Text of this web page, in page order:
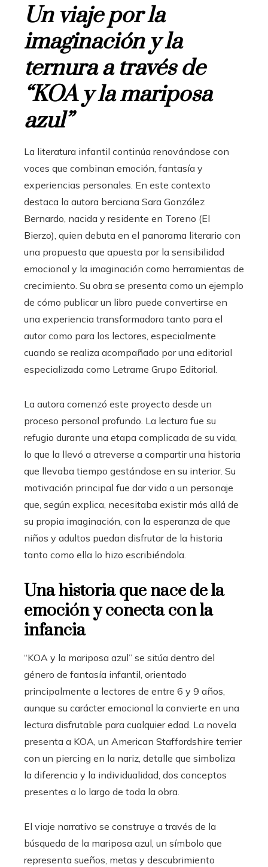
Un viaje por la
imaginación y la
ternura a través de
“KOA y la mariposa
azul”
La literatura infantil continúa renovándose con
voces que combinan emoción, fantasía y
experiencias personales. En este contexto
destaca la autora berciana Sara González
Bernardo, nacida y residente en Toreno (El
Bierzo), quien debuta en el panorama literario con
una propuesta que apuesta por la sensibilidad
emocional y la imaginación como herramientas de
crecimiento. Su obra se presenta como un ejemplo
de cómo publicar un libro puede convertirse en
una experiencia transformadora tanto para el
autor como para los lectores, especialmente
cuando se realiza acompañado por una editorial
especializada como Letrame Grupo Editorial.
La autora comenzó este proyecto desde un
proceso personal profundo. La lectura fue su
refugio durante una etapa complicada de su vida,
lo que la llevó a atreverse a compartir una historia
que llevaba tiempo gestándose en su interior. Su
motivación principal fue dar vida a un personaje
que, según explica, necesitaba existir más allá de
su propia imaginación, con la esperanza de que
niños y adultos puedan disfrutar de la historia
tanto como ella lo hizo escribiéndola.
Una historia que nace de la
emoción y conecta con la
infancia
“KOA y la mariposa azul” se sitúa dentro del
género de fantasía infantil, orientado
principalmente a lectores de entre 6 y 9 años,
aunque su carácter emocional la convierte en una
lectura disfrutable para cualquier edad. La novela
presenta a KOA, un American Staffordshire terrier
con un piercing en la nariz, detalle que simboliza
la diferencia y la individualidad, dos conceptos
presentes a lo largo de toda la obra.
El viaje narrativo se construye a través de la
búsqueda de la mariposa azul, un símbolo que
representa sueños, metas y descubrimiento